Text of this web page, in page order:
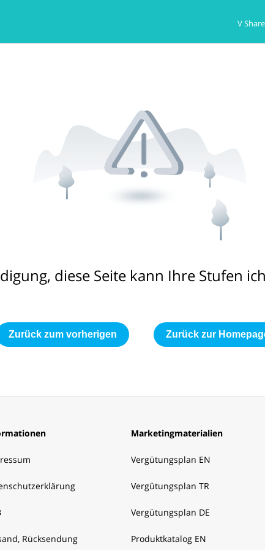
V Share
diese Seite kann Ihre Stufen
Zurück zum vorherigen Zurück zur
Rücksendung
Marketingmaterialien
Vergütungsplan EN
Vergütungsplan TR
Vergütungsplan DE
Produktkatalog EN